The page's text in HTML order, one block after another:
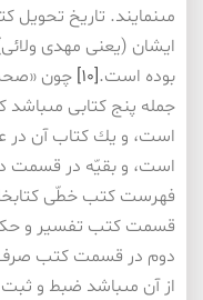
مى‏نمايند. تاريخ تحويل
بوده است.[۱۰]
چون
جمله پنج كتابى مى‏باشد
است، و يك كتاب آن در
است، و بقيّه در قسمت
فهرست كتب خطّى
قسمت كتب تفسير و
دوم در قسمت كتب صرف
از آن مى‏باشد ضبط و